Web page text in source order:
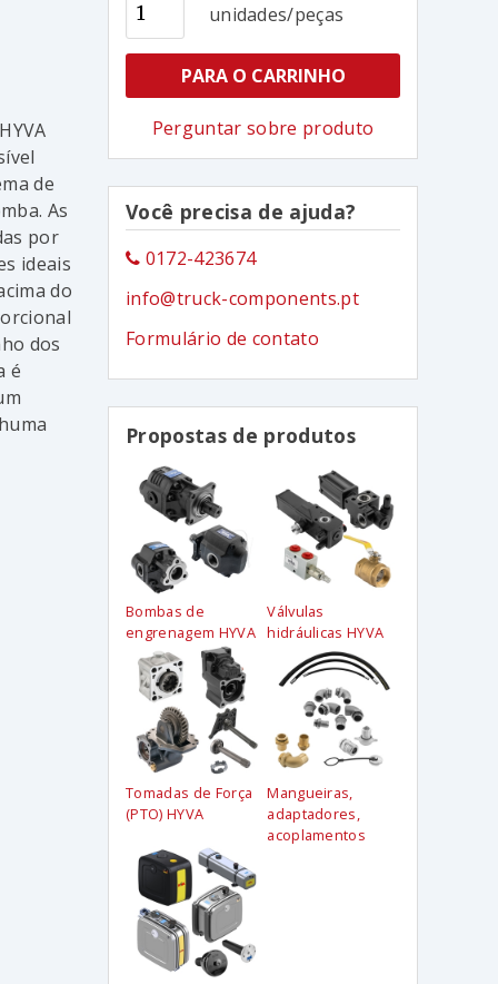
de
As
por
ideais
do
dos
é
unidades/peças
PARA O CARRINHO
Perguntar sobre produto
Você precisa de ajuda?
0172-423674
info@truck-components.pt
Formulário de contato
Propostas de produtos
Bombas de
engrenagem HYVA
Válvulas
hidráulicas HYVA
Tomadas de Força
(PTO) HYVA
Mangueiras,
adaptadores,
acoplamentos